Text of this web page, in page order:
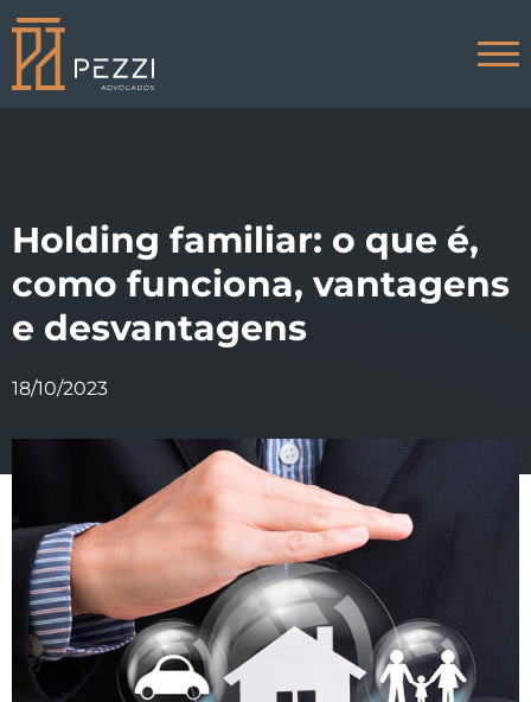
Áreas de atuação
Dúvidas frequentes
Blog
Contato
Direito trabalhista
Holding familiar: o que é,
como funciona, vantagens
e desvantagens
18/10/2023